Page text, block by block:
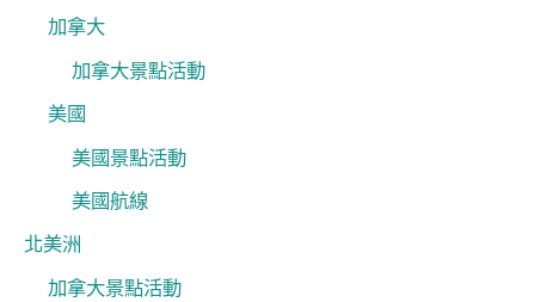
加拿大
加拿大景點活動
美國
美國景點活動
美國航線
北美洲
加拿大景點活動